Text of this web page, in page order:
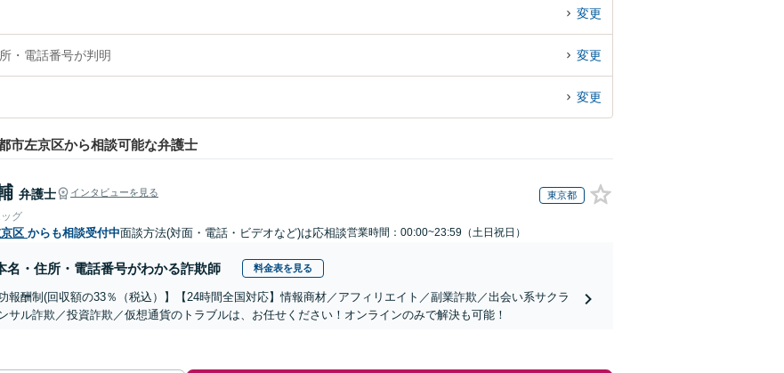
お困りの相談者さんにおすすめです。
変更
・電話番号が判明 変更
変更
市左京区から相談可能な弁護士
弁護士 インタビューを見る 東京都
グ
区 からも相談受付中面談方法(対面・電話・ビデオなど)は応相談営業時間：00:00~23:59（土日祝日）
名・住所・電話番号がわかる詐欺師 料金表を見る
功報酬制(回収額の33％（税込）】【24時間全国対応】情報商材／アフィリエイト／副業詐欺／出会い系サクラ
サル詐欺／投資詐欺／仮想通貨のトラブルは、お任せください！オンラインのみで解決も可能！